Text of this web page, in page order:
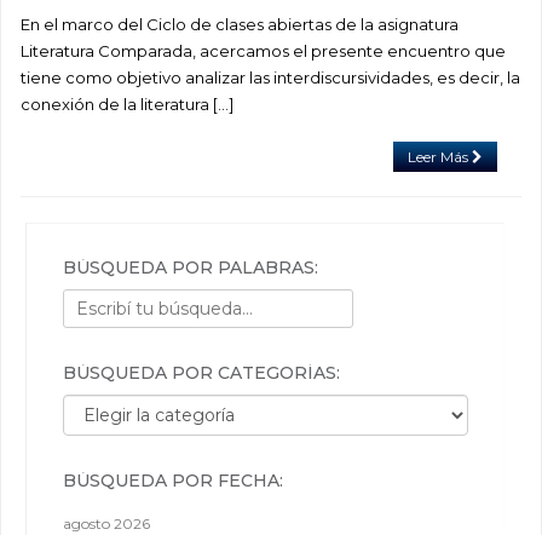
En el marco del Ciclo de clases abiertas de la asignatura
Literatura Comparada, acercamos el presente encuentro que
tiene como objetivo analizar las interdiscursividades, es decir, la
conexión de la literatura […]
Leer Más
BÚSQUEDA POR PALABRAS:
BÚSQUEDA POR CATEGORÍAS:
Búsqueda por categorías:
BÚSQUEDA POR FECHA:
agosto 2026